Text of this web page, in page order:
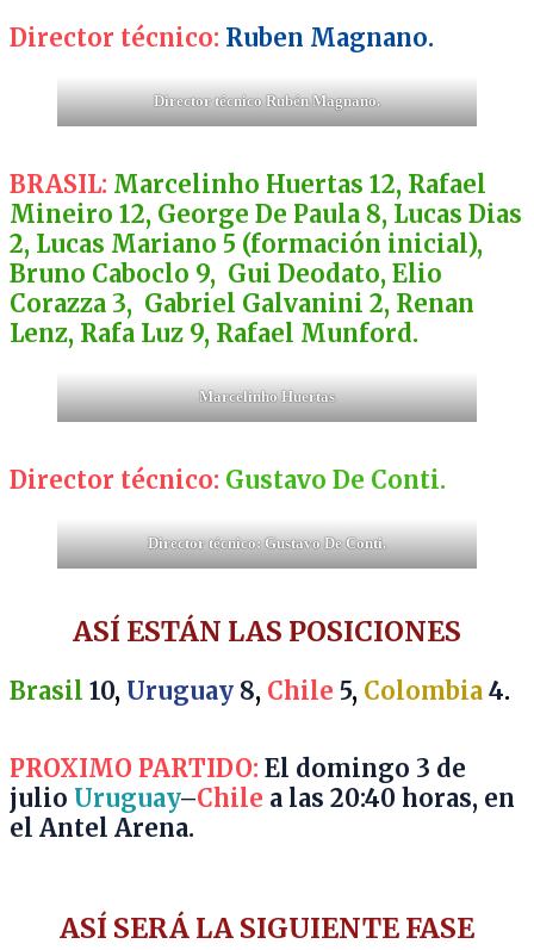
Director técnico: Ruben Magnano.
Director técnico Rubén Magnano.
BRASIL: Marcelinho Huertas 12, Rafael
Mineiro 12, George De Paula 8, Lucas Dias
2, Lucas Mariano 5 (formación inicial),
Bruno Caboclo 9, Gui Deodato, Elio
Corazza 3, Gabriel Galvanini 2, Renan
Lenz, Rafa Luz 9, Rafael Munford.
Marcelinho Huertas
Director técnico: Gustavo De Conti.
Director técnico: Gustavo De Conti.
ASÍ ESTÁN LAS POSICIONES
Brasil 10, Uruguay 8, Chile 5, Colombia 4.
PROXIMO PARTIDO: El domingo 3 de
julio Uruguay–Chile a las 20:40 horas, en
el Antel Arena.
ASÍ SERÁ LA SIGUIENTE FASE